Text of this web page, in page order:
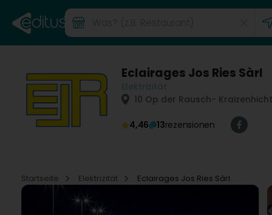
Eclairages Jos Ries Sàrl
10 Op der Rausch-
4,46 13rezensionen
Startseite Elektrizität Eclairages Jos Ries Sàrl